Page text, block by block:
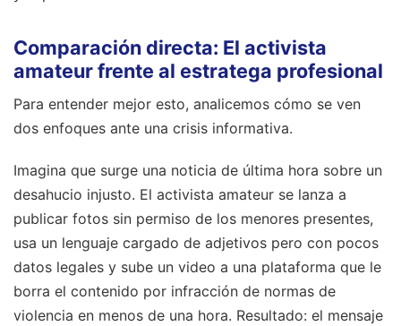
Comparación directa: El activista
amateur frente al estratega profesional
Para entender mejor esto, analicemos cómo se ven
dos enfoques ante una crisis informativa.
Imagina que surge una noticia de última hora sobre un
desahucio injusto. El activista amateur se lanza a
publicar fotos sin permiso de los menores presentes,
usa un lenguaje cargado de adjetivos pero con pocos
datos legales y sube un video a una plataforma que le
borra el contenido por infracción de normas de
violencia en menos de una hora. Resultado: el mensaje